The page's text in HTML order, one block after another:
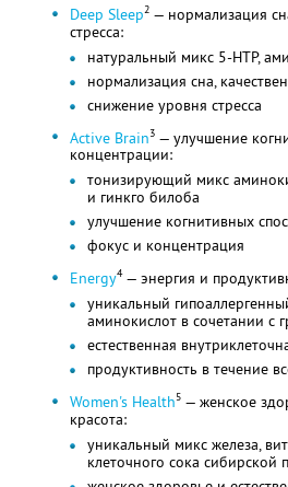
Deep Sleep2 — нормализация
стресса:
натуральный микс 5-HTP,
нормализация сна,
снижение уровня стресса
Active Brain3 — улучшение
концентрации:
тонизирующий микс
и гинкго билоба
улучшение когнитивных
фокус и концентрация
Energy4— энергия и
уникальный
аминокислот в сочетании с
естественная
продуктивность в течение
Women's Health5 — женское
красота:
уникальный микс железа,
клеточного сока сибирской